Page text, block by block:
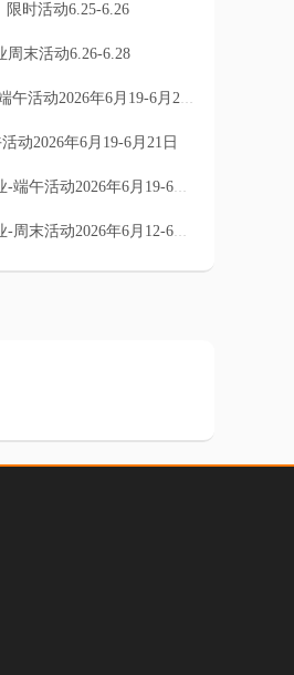
时活动6.25-6.26
周末活动6.26-6.28
活动2026年6月19-6月21日
动2026年6月19-6月21日
活动2026年6月19-6月21日
活动2026年6月12-6月14日